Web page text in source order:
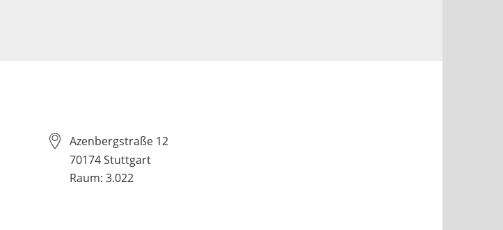
Azenbergstraße 12
70174Stuttgart
Raum: 3.022